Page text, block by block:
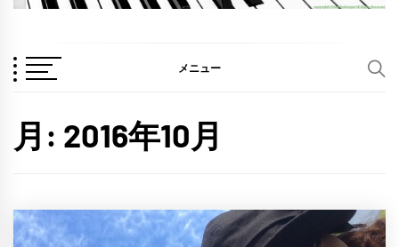
メニュー
月: 2016年10月